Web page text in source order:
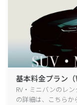
基本料金プラン（
RV・ミニバンのレ
の詳細は、こちらか